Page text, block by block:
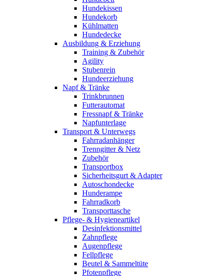
Hundekissen
Hundekorb
Kühlmatten
Hundedecke
Ausbildung & Erziehung
Training & Zubehör
Agility
Stubenrein
Hundeerziehung
Napf & Tränke
Trinkbrunnen
Futterautomat
Fressnapf & Tränke
Napfunterlage
Transport & Unterwegs
Fahrradanhänger
Trenngitter & Netz
Zubehör
Transportbox
Sicherheitsgurt & Adapter
Autoschondecke
Hunderampe
Fahrradkorb
Transporttasche
Pflege- & Hygieneartikel
Desinfektionsmittel
Zahnpflege
Augenpflege
Fellpflege
Beutel & Sammeltüte
Pfotenpflege